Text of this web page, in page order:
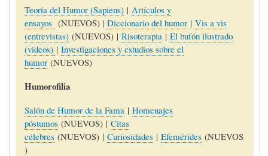
Teoría del Humor (Sapiens)| Artículos y
ensayos (NUEVOS) | Diccionario del humor| Vis a vis
(entrevistas)(NUEVOS) | Risoterapia | El bufón ilustrado
(videos) | Investigaciones y estudios sobre el
humor(NUEVOS)
Humorofilia
Salón de Humor de la Fama | Homenajes
póstumos(NUEVOS) | Citas
célebres(NUEVOS) | Curiosidades| Efemérides(NUEVOS
)